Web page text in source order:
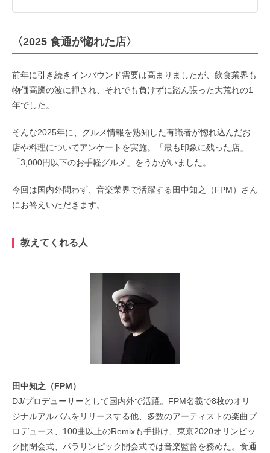
〈2025 食通が惚れた店〉
前年に引き続きインバウンド需要は高まりましたが、飲食業界も
物価高騰の波に押され、それでも負けずに踏ん張った大荒れの1
年でした。
そんな2025年に、グルメ情報を熟知した有識者が惚れ込んだお
店や料理についてアンケートを実施。「最も印象に残った店」
「3,000円以下のお手軽グルメ」をうかがいました。
今回は国内外問わず、音楽業界で活躍する田中知之（FPM）さん
にお答えいただきます。
教えてくれる人
田中知之（FPM）
DJ/プロデューサーとして国内外で活躍。FPM名義で8枚のオリ
ジナルアルバムをリリースする他、多数のアーティストの楽曲プ
ロデュース、100曲以上のRemixも手掛け、東京2020オリンピッ
ク開閉会式、パラリンピック開会式では音楽監督を務めた。食通